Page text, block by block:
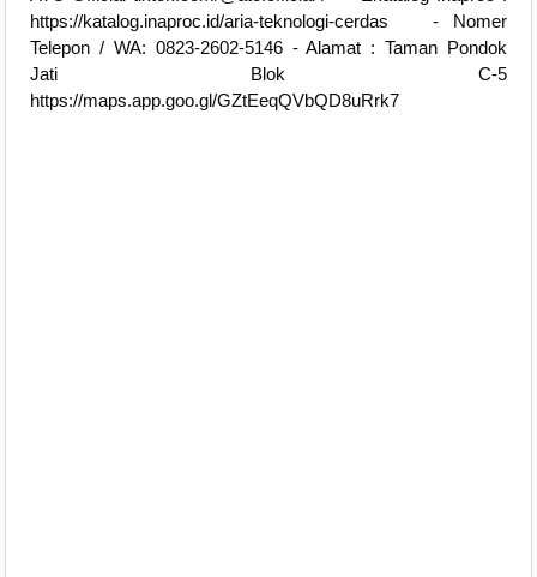
https://katalog.inaproc.id/aria-teknologi-cerdas - Nomer
Telepon / WA: 0823-2602-5146 - Alamat : Taman Pondok
Jati Blok C-5
https://maps.app.goo.gl/GZtEeqQVbQD8uRrk7